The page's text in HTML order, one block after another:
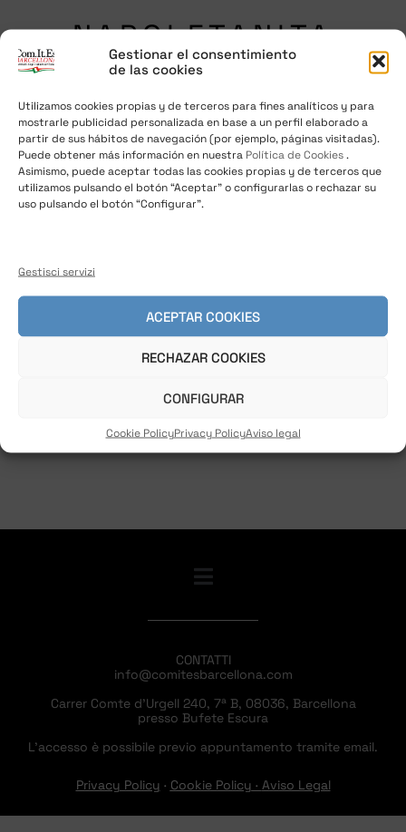
Gestionar el consentimiento
de las cookies
Utilizamos cookies propias y de terceros para fines analíticos y para
mostrarle publicidad personalizada en base a un perfil elaborado a
partir de sus hábitos de navegación (por ejemplo, páginas visitadas).
Puede obtener más información en nuestra Política de Cookies.
Asimismo, puede aceptar todas las cookies propias y de terceros que
utilizamos pulsando el botón “Aceptar” o configurarlas o rechazar su
uso pulsando el botón “Configurar”.
Gestisci servizi
ACEPTAR COOKIES
RECHAZAR COOKIES
CONFIGURAR
Cookie PolicyPrivacy PolicyAviso legal
NAPOLETANITA
08/12/2017 /News,Notizie dall'Italia
La pizza
dodicesimo Comitato per la Salvaguardia
riunito in sessione sull’isola di Jeju, ha
CONTATTI
info@comitesbarcellona.com
Carrer Comte d’Urgell 240, 7ª B, 08036, Barcellona
presso Bufete Escura
L’accesso è possibile previo appuntamento tramite email.
Privacy Policy · Cookie Policy · Aviso Legal